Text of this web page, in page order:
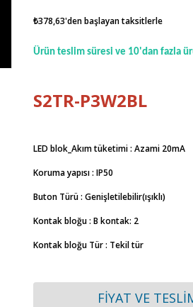
₺378,63'den başlayan taksitlerle
Ürün teslim süresi ve 10'dan fazla
S2TR-P3W2BL
LED blok_Akım tüketimi : Azami 20mA
Koruma yapısı : IP50
Buton Türü : Genişletilebilir(ışıklı)
Kontak bloğu : B kontak: 2
Kontak bloğu Tür : Tekil tür
FİYAT VE